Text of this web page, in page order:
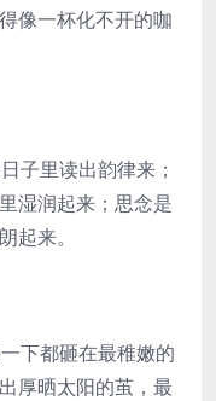
像一杯化不开的咖
子里读出韵律来；
湿润起来；思念是
起来。
下都砸在最稚嫩的
厚晒太阳的茧，最